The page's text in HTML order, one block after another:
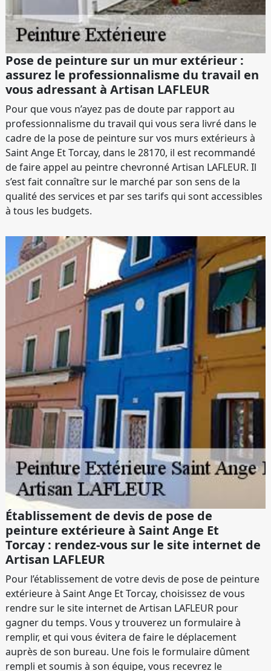
Pose de peinture sur un mur extérieur :
assurez le professionnalisme du travail en
vous adressant à Artisan LAFLEUR
Pour que vous n’ayez pas de doute par rapport au
professionnalisme du travail qui vous sera livré dans le
cadre de la pose de peinture sur vos murs extérieurs à
Saint Ange Et Torcay, dans le 28170, il est recommandé
de faire appel au peintre chevronné Artisan LAFLEUR. Il
s’est fait connaître sur le marché par son sens de la
qualité des services et par ses tarifs qui sont accessibles
à tous les budgets.
Établissement de devis de pose de
peinture extérieure à Saint Ange Et
Torcay : rendez-vous sur le site internet de
Artisan LAFLEUR
Pour l’établissement de votre devis de pose de peinture
extérieure à Saint Ange Et Torcay, choisissez de vous
rendre sur le site internet de Artisan LAFLEUR pour
gagner du temps. Vous y trouverez un formulaire à
remplir, et qui vous évitera de faire le déplacement
auprès de son bureau. Une fois le formulaire dûment
rempli et soumis à son équipe, vous recevrez le